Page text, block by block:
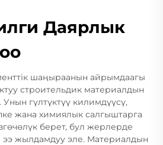
Даярлык
шаңыраанын айрымдаагы
строительдик материалдын
Унын гүлтүктүү килимдүүсү,
жана химиялык салгыштарга
берет, бул жерлерде
жылдамдуу эле. Материалдын